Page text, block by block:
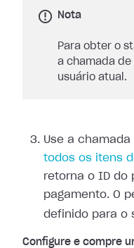
Nota
Para obter o
a chamada de
usuário atual.
Use a chamada
todos os itens
retorna o ID do
pagamento. O
definido para o
Configure e compre